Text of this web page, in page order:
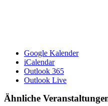
Google Kalender
iCalendar
Outlook 365
Outlook Live
Ähnliche